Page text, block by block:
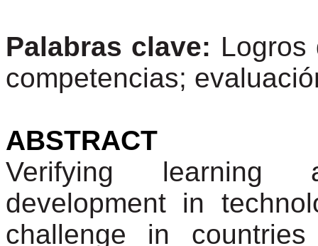
Palabras clave: Logros
competencias;
ABSTRACT
Verifying learning
development in
challenge in